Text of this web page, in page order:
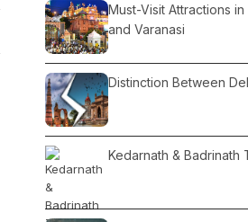
Must-Visit Attractions in
and Varanasi
Distinction Between
Kedarnath & Badrinath